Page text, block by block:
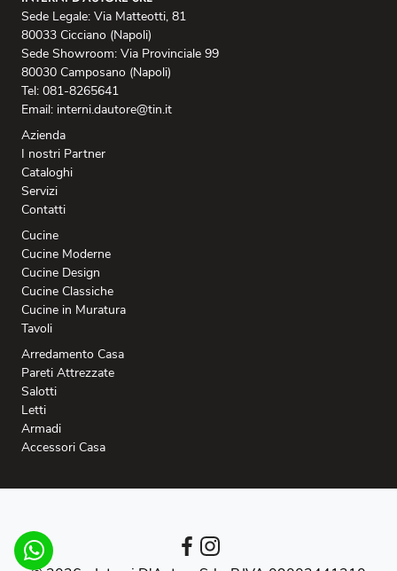
Sede Legale: Via Matteotti, 81
80033 Cicciano (Napoli)
Sede Showroom: Via Provinciale 99
80030 Camposano (Napoli)
Tel: 081-8265641
Email: interni.dautore@tin.it
Azienda
I nostri Partner
Cataloghi
Servizi
Contatti
Cucine
Cucine Moderne
Cucine Design
Cucine Classiche
Cucine in Muratura
Tavoli
Arredamento Casa
Pareti Attrezzate
Salotti
Letti
Armadi
Accessori Casa